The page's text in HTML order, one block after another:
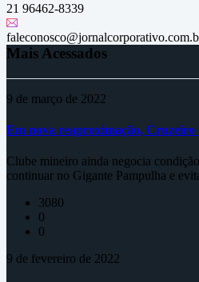
21 96462-8339
Mais Acessados
9 de março de 2022
Em nova reaproximação,
Clube mineiro ainda negocia
continuar no Gigante Pampulha e
3080
0
0
9 de fevereiro de 2022